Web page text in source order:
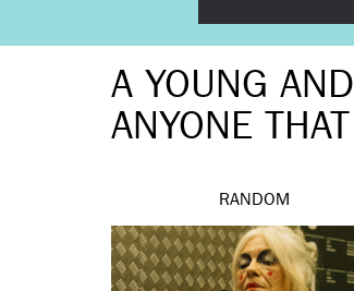
A YOUNG AND
ANYONE THAT
RANDOM